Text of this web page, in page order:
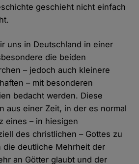
geschieht nicht einfach
uns in Deutschland in einer
die beiden
– jedoch auch kleinere
– mit besonderen
bedacht werden. Diese
aus einer Zeit, in der es normal
eines – in hiesigen
des christlichen – Gottes zu
die deutliche Mehrheit der
an Götter glaubt und der